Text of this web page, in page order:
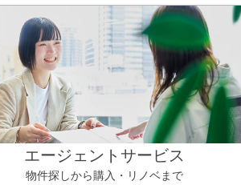
エージェントサービス
物件探しから購入・リノベまで